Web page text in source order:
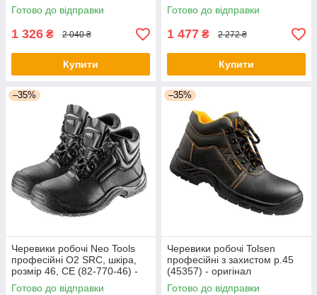
Готово до відправки
1 326 ₴ 2 040 ₴
Купити
Готово до відправки
1 477 ₴ 2 272 ₴
Купити
–35%
Черевики робочі Neo Tools
професійні O2 SRC, шкіра,
розмір 46, CE (82-770-46) -
оригінал
Готово до відправки
–35%
Черевики робочі Tolsen
професійні з захистом р.45
(45357) - оригінал
Готово до відправки